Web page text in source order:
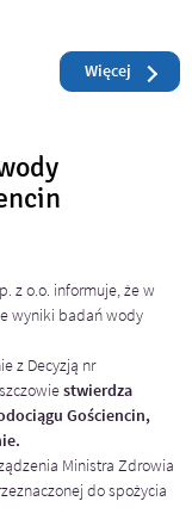
Czytaj
Więcej o:
z o.o. informuje, że w
wyniki badań wody
z Decyzją nr
stwierdza
Gościencin,
Ministra Zdrowia
do spożycia